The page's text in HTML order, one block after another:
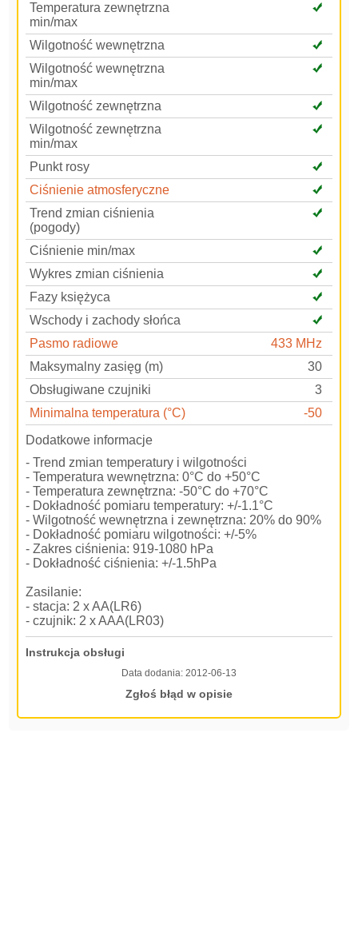
Temperatura zewnętrzna
min/max
Wilgotność wewnętrzna
Wilgotność wewnętrzna
min/max
Wilgotność zewnętrzna
Wilgotność zewnętrzna
min/max
Punkt rosy
Ciśnienie atmosferyczne
Trend zmian ciśnienia
(pogody)
Ciśnienie min/max
Wykres zmian ciśnienia
Fazy księżyca
Wschody i zachody słońca
Pasmo radiowe
433 MHz
Maksymalny zasięg (m)
30
Obsługiwane czujniki
3
Minimalna temperatura (°C)
-50
Dodatkowe informacje
- Trend zmian temperatury i wilgotności
- Temperatura wewnętrzna: 0°C do +50°C
- Temperatura zewnętrzna: -50°C do +70°C
- Dokładność pomiaru temperatury: +/-1.1°C
- Wilgotność wewnętrzna i zewnętrzna: 20% do 90%
- Dokładność pomiaru wilgotności: +/-5%
- Zakres ciśnienia: 919-1080 hPa
- Dokładność ciśnienia: +/-1.5hPa
Zasilanie:
- stacja: 2 x AA(LR6)
- czujnik: 2 x AAA(LR03)
Instrukcja obsługi
Data dodania: 2012-06-13
Zgłoś błąd w opisie